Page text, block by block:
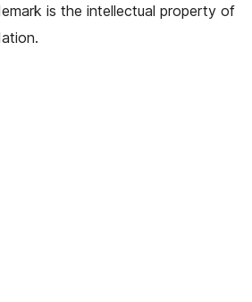
is the intellectual property of